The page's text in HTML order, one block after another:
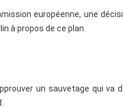
européenne, une
à propos de ce plan.
un sauvetage qui va